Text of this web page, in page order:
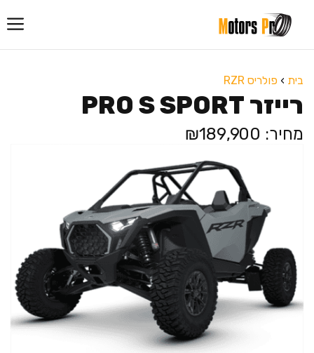
לתוכן
בית › פולריס RZR
רייזר PRO S SPORT
מחיר: ₪189,900